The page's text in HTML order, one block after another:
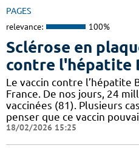
PAGES
relevance: 100%
Sclérose en
contre l'hépatite
Le vaccin contre l’hépatite
France. De nos jours, 24
vaccinées (81). Plusieurs
penser que ce vaccin
18/02/2026 15:25